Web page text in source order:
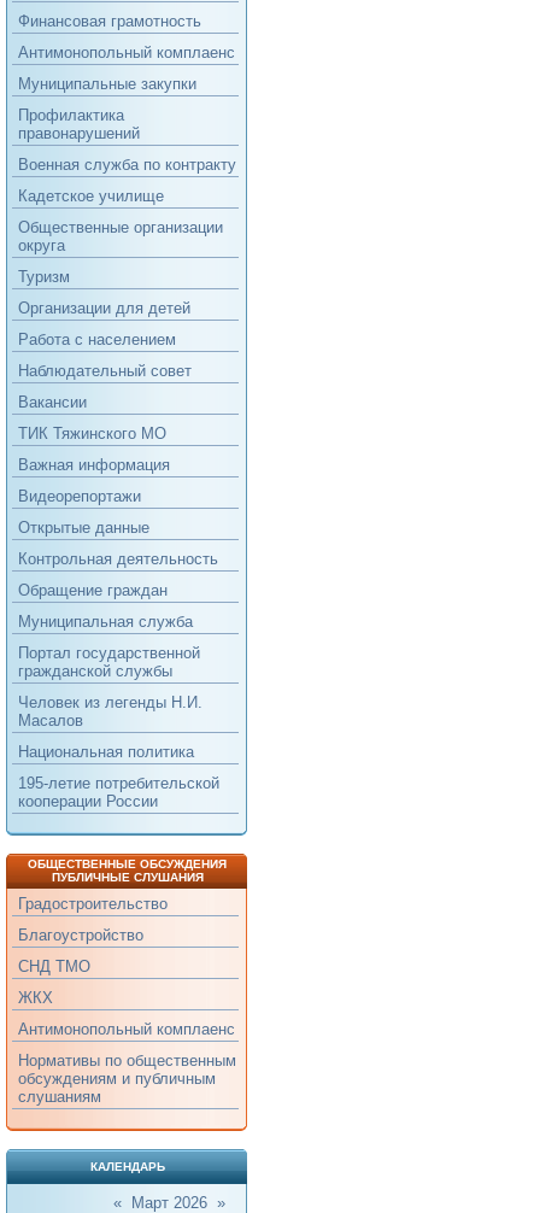
Финансовая грамотность
Антимонопольный комплаенс
Муниципальные закупки
Профилактика
правонарушений
Военная служба по контракту
Кадетское училище
Общественные организации
округа
Туризм
Организации для детей
Работа с населением
Наблюдательный совет
Вакансии
ТИК Тяжинского МО
Важная информация
Видеорепортажи
Открытые данные
Контрольная деятельность
Обращение граждан
Муниципальная служба
Портал государственной
гражданской службы
Человек из легенды Н.И.
Масалов
Национальная политика
195-летие потребительской
кооперации России
ОБЩЕСТВЕННЫЕ ОБСУЖДЕНИЯ
ПУБЛИЧНЫЕ СЛУШАНИЯ
Градостроительство
Благоустройство
СНД ТМО
ЖКХ
Антимонопольный комплаенс
Нормативы по общественным
обсуждениям и публичным
слушаниям
КАЛЕНДАРЬ
« Март 2026 »